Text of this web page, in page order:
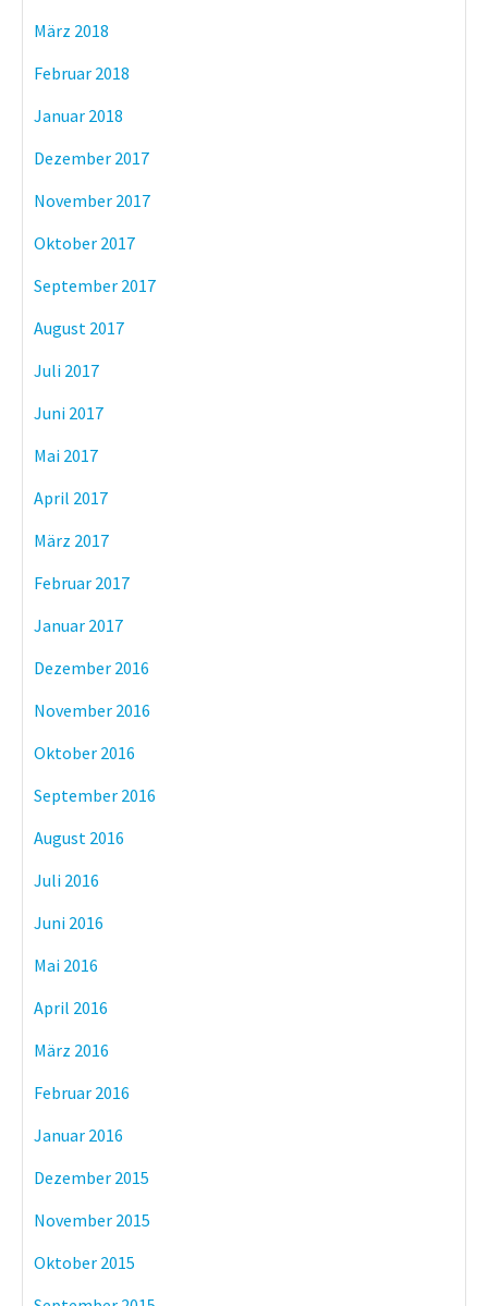
März 2018
Februar 2018
Januar 2018
Dezember 2017
November 2017
Oktober 2017
September 2017
August 2017
Juli 2017
Juni 2017
Mai 2017
April 2017
März 2017
Februar 2017
Januar 2017
Dezember 2016
November 2016
Oktober 2016
September 2016
August 2016
Juli 2016
Juni 2016
Mai 2016
April 2016
März 2016
Februar 2016
Januar 2016
Dezember 2015
November 2015
Oktober 2015